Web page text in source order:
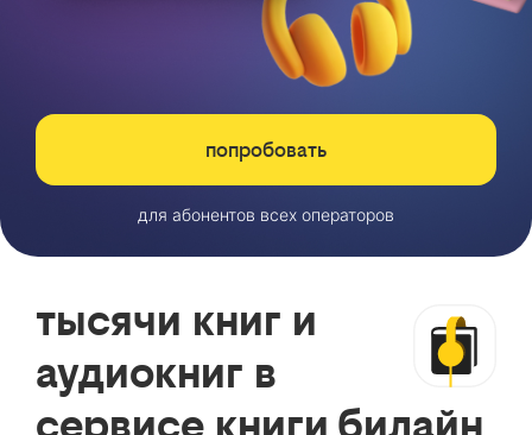
попробовать
для абонентов всех операторов
тысячи книг и
аудиокниг в
сервисе книги билайн